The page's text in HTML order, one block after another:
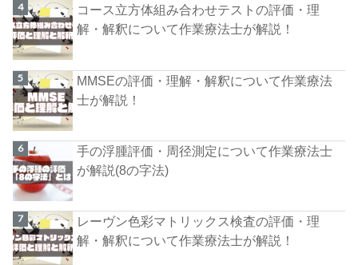
コース立方体組み合わせテストの評価・理
解・解釈について作業療法士が解説！
MMSEの評価・理解・解釈について作業療法
士が解説！
手の浮腫評価・周径測定について作業療法士
が解説(8の字法)
レーヴン色彩マトリックス検査の評価・理
解・解釈について作業療法士が解説！